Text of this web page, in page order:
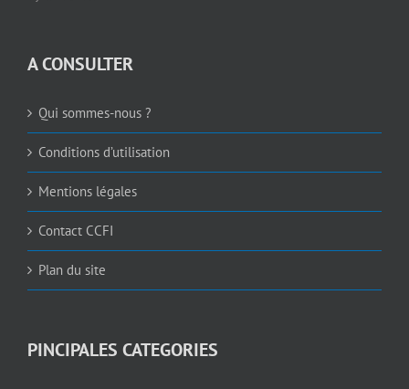
A CONSULTER
Qui sommes-nous ?
Conditions d’utilisation
Mentions légales
Contact CCFI
Plan du site
PINCIPALES CATEGORIES